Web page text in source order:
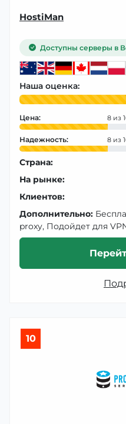
HostiMan
Доступны серверы в
Наша оценка:
Цена: 8
Надежность: 8
Страна:
На рынке:
Клиентов:
Дополнительно:
proxy, Подойдет для
10